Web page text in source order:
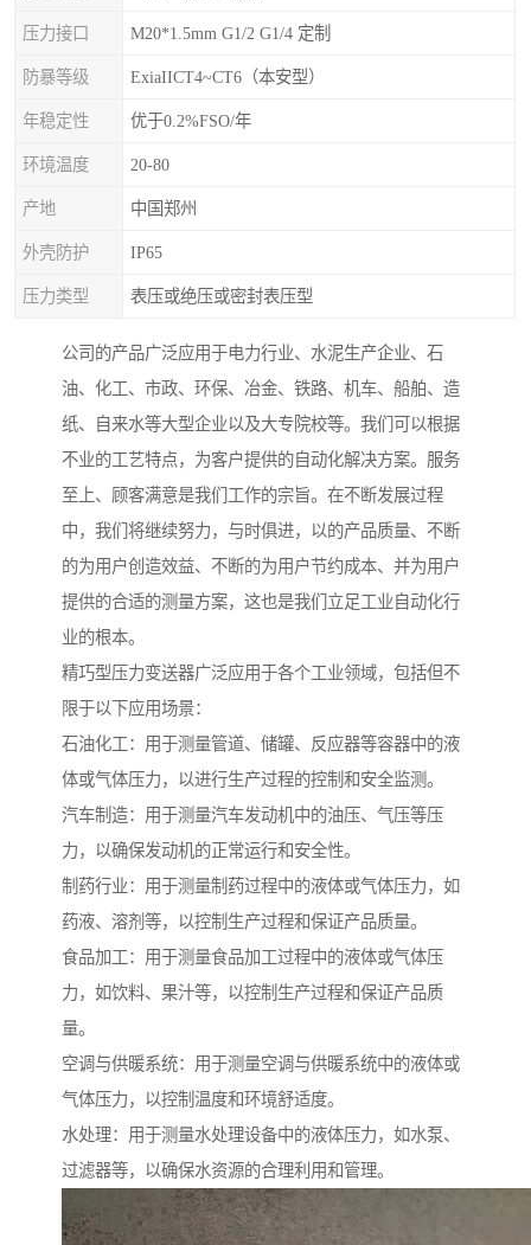
压力接口 M20*1.5mm G1/2 G1/4 定制
防暴等级 ExiaIICT4~CT6（本安型）
年稳定性 优于0.2%FSO/年
环境温度 20-80
产地 中国郑州
外壳防护 IP65
压力类型 表压或绝压或密封表压型
公司的产品广泛应用于电力行业、水泥生产企业、石
油、化工、市政、环保、冶金、铁路、机车、船舶、造
纸、自来水等大型企业以及大专院校等。我们可以根据
不业的工艺特点，为客户提供的自动化解决方案。服务
至上、顾客满意是我们工作的宗旨。在不断发展过程
中，我们将继续努力，与时俱进，以的产品质量、不断
的为用户创造效益、不断的为用户节约成本、并为用户
提供的合适的测量方案，这也是我们立足工业自动化行
业的根本。
精巧型压力变送器广泛应用于各个工业领域，包括但不
限于以下应用场景：
石油化工：用于测量管道、储罐、反应器等容器中的液
体或气体压力，以进行生产过程的控制和安全监测。
汽车制造：用于测量汽车发动机中的油压、气压等压
力，以确保发动机的正常运行和安全性。
制药行业：用于测量制药过程中的液体或气体压力，如
药液、溶剂等，以控制生产过程和保证产品质量。
食品加工：用于测量食品加工过程中的液体或气体压
力，如饮料、果汁等，以控制生产过程和保证产品质
量。
空调与供暖系统：用于测量空调与供暖系统中的液体或
气体压力，以控制温度和环境舒适度。
水处理：用于测量水处理设备中的液体压力，如水泵、
过滤器等，以确保水资源的合理利用和管理。